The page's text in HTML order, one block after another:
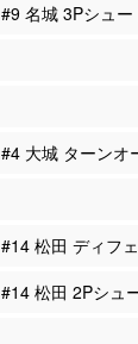
#9 名城 3Pシュ
#4 大城 ターンオ
#14 松田 ディフ
#14 松田 2Pシュ